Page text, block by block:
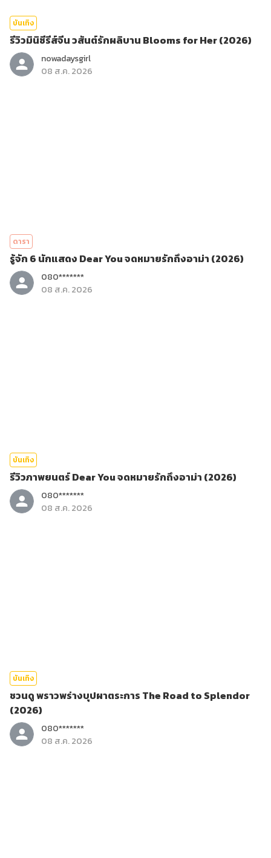
บันเทิง
รีวิวมินิซีรีส์จีน วสันต์รักผลิบาน Blooms for Her (2026)
nowadaysgirl
08 ส.ค. 2026
ดารา
รู้จัก 6 นักแสดง Dear You จดหมายรักถึงอาม่า (2026)
080*******
08 ส.ค. 2026
บันเทิง
รีวิวภาพยนตร์ Dear You จดหมายรักถึงอาม่า (2026)
080*******
08 ส.ค. 2026
บันเทิง
ชวนดู พราวพร่างบุปผาตระการ The Road to Splendor
(2026)
080*******
08 ส.ค. 2026